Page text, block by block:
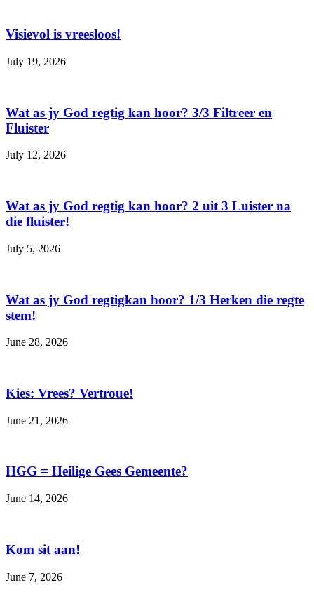
Visievol is vreesloos!
July 19, 2026
Wat as jy God regtig kan hoor? 3/3 Filtreer en
Fluister
July 12, 2026
Wat as jy God regtig kan hoor? 2 uit 3 Luister na
die fluister!
July 5, 2026
Wat as jy God regtigkan hoor? 1/3 Herken die regte
stem!
June 28, 2026
Kies: Vrees? Vertroue!
June 21, 2026
HGG = Heilige Gees Gemeente?
June 14, 2026
Kom sit aan!
June 7, 2026